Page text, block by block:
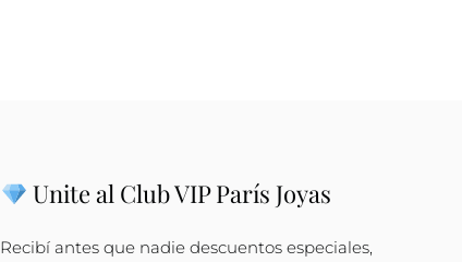
Unite al Club VIP París Joyas
Recibí antes que nadie descuentos especiales,